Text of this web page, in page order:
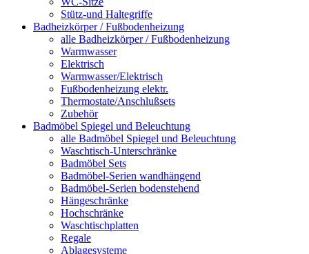
Stütz-und Haltegriffe
Badheizkörper / Fußbodenheizung
alle Badheizkörper / Fußbodenheizung
Warmwasser
Elektrisch
Warmwasser/Elektrisch
Fußbodenheizung elektr.
Thermostate/Anschlußsets
Zubehör
Badmöbel Spiegel und Beleuchtung
alle Badmöbel Spiegel und Beleuchtung
Waschtisch-Unterschränke
Badmöbel Sets
Badmöbel-Serien wandhängend
Badmöbel-Serien bodenstehend
Hängeschränke
Hochschränke
Waschtischplatten
Regale
Ablagesysteme